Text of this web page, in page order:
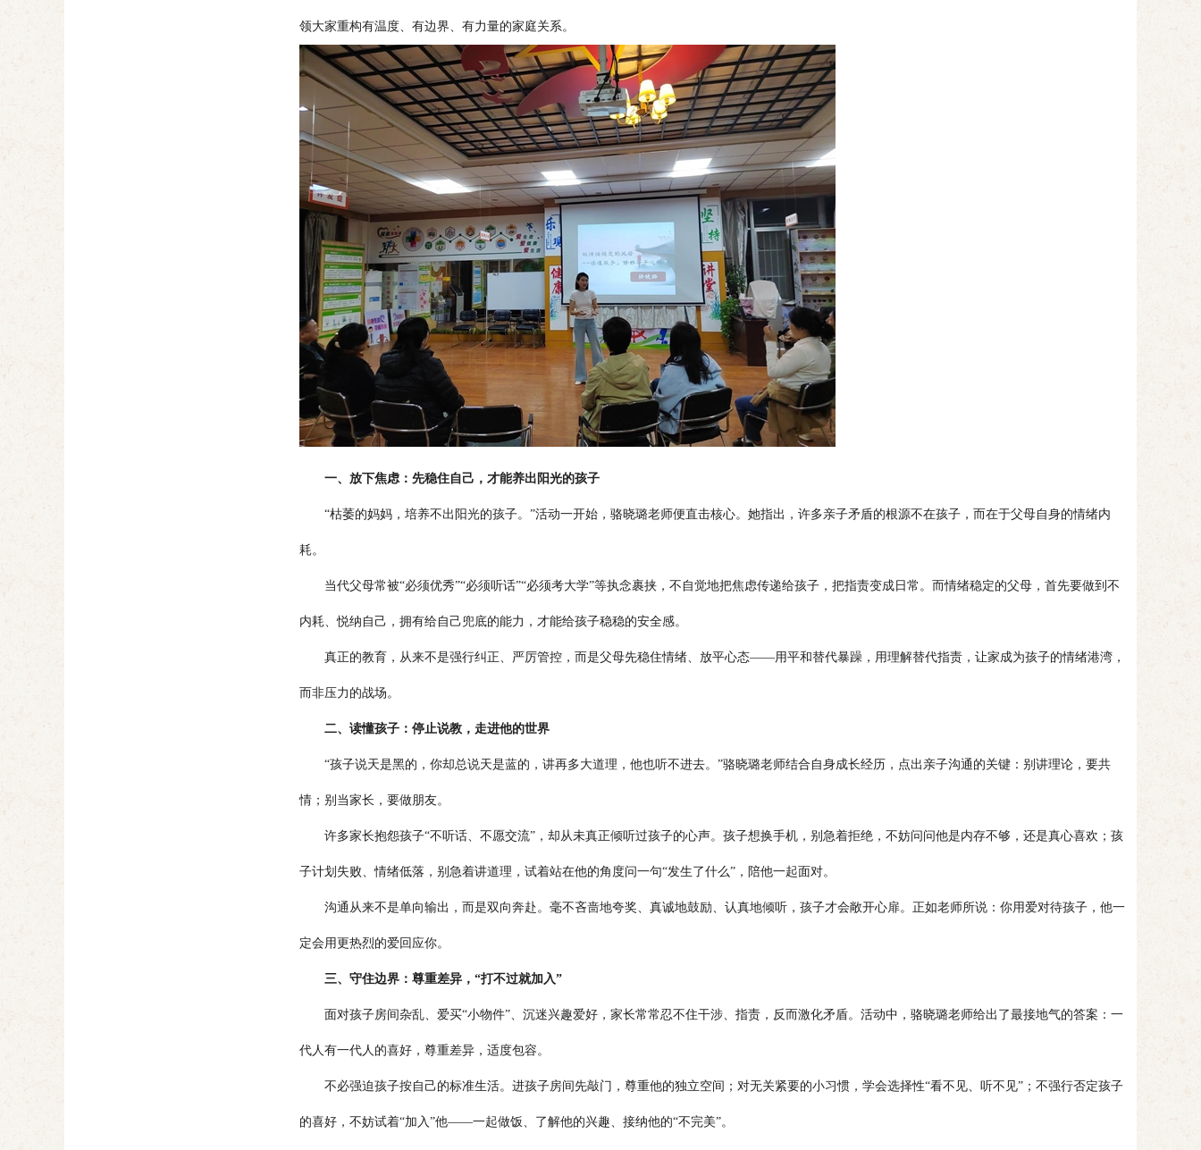
领大家重构有温度、有边界、有力量的家庭关系。
一、放下焦虑：先稳住自己，才能养出阳光的孩子
“枯萎的妈妈，培养不出阳光的孩子。”活动一开始，骆晓璐老师便直击核心。她指出，许多亲子矛盾的根源不在孩子，而在于父母自身的情绪内
耗。
当代父母常被“必须优秀”“必须听话”“必须考大学”等执念裹挟，不自觉地把焦虑传递给孩子，把指责变成日常。而情绪稳定的父母，首先要做到不
内耗、悦纳自己，拥有给自己兜底的能力，才能给孩子稳稳的安全感。
真正的教育，从来不是强行纠正、严厉管控，而是父母先稳住情绪、放平心态——用平和替代暴躁，用理解替代指责，让家成为孩子的情绪港湾，
而非压力的战场。
二、读懂孩子：停止说教，走进他的世界
“孩子说天是黑的，你却总说天是蓝的，讲再多大道理，他也听不进去。”骆晓璐老师结合自身成长经历，点出亲子沟通的关键：别讲理论，要共
情；别当家长，要做朋友。
许多家长抱怨孩子“不听话、不愿交流”，却从未真正倾听过孩子的心声。孩子想换手机，别急着拒绝，不妨问问他是内存不够，还是真心喜欢；孩
子计划失败、情绪低落，别急着讲道理，试着站在他的角度问一句“发生了什么”，陪他一起面对。
沟通从来不是单向输出，而是双向奔赴。毫不吝啬地夸奖、真诚地鼓励、认真地倾听，孩子才会敞开心扉。正如老师所说：你用爱对待孩子，他一
定会用更热烈的爱回应你。
三、守住边界：尊重差异，“打不过就加入”
面对孩子房间杂乱、爱买“小物件”、沉迷兴趣爱好，家长常常忍不住干涉、指责，反而激化矛盾。活动中，骆晓璐老师给出了最接地气的答案：一
代人有一代人的喜好，尊重差异，适度包容。
不必强迫孩子按自己的标准生活。进孩子房间先敲门，尊重他的独立空间；对无关紧要的小习惯，学会选择性“看不见、听不见”；不强行否定孩子
的喜好，不妨试着“加入”他——一起做饭、了解他的兴趣、接纳他的“不完美”。